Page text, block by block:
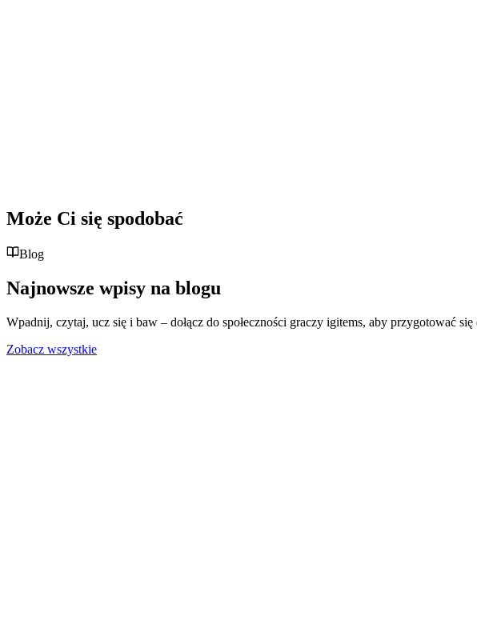
Może Ci się spodobać
Blog
Najnowsze wpisy na blogu
Wpadnij, czytaj, ucz się i baw – dołącz do społeczności graczy igitems, aby przygotować się
Zobacz wszystkie